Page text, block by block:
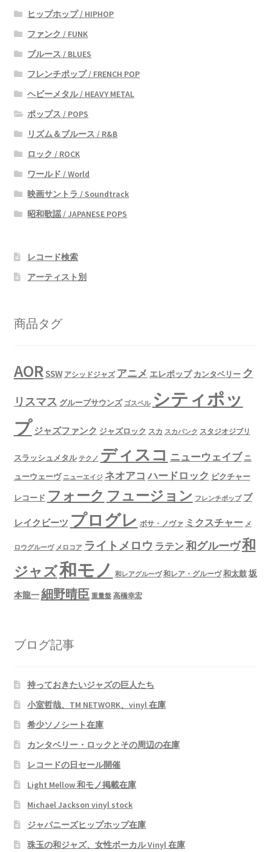
ヒップホップ / HIPHOP
ファンク / FUNK
ブルース / BLUES
フレンチポップ / FRENCH POP
ヘビーメタル / HEAVY METAL
ポップス / POPS
リズム＆ブルース / R&B
ロック / ROCK
ワールド / World
映画サントラ / Soundtrack
昭和歌謡 / JAPANESE POPS
レコード検索
アーティスト別
商品タグ
AORSSW アシッドジャズ アニメ エレポップ カンタベリー ク
リスマス グループサウンズ ゴスペル シティポッ
プ ジャズファンク ジャズロック スカ スカパンク スタジオジブリ
スラッシュメタル テクノ ディスコ ニューウェイブ ニ
ューウェーヴ ニューエイジ ネオアコ ハードロック ピクチャー
レコード フォーク フュージョン フレンチポップ ブ
レイクビーツ プログレ ボサ・ノヴァ ミクスチャー メ
ロウグルーヴ メロコア ライトメロウ ラテン 和グルーヴ和
ジャズ和モノ 和レアグルーヴ 和レア・グルーヴ 和太鼓坂
本龍一細野晴臣 重量盤 高橋幸宏
ブログ記事
持っておきたいジャズの巨人たち
小室哲哉、TM NETWORK、vinyl 在庫
希少ソノシート在庫
カンタベリー・ロックとその周辺の在庫
レコードの日セール開催
Light Mellow 和モノ掲載在庫
Michael Jackson vinyl stock
ジャパニーズヒップホップ在庫
珠玉の和ジャズ、女性ボーカル Vinyl 在庫